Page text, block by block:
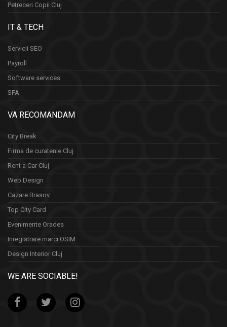
Petreceri Copii Cluj
IT & TECH
Servicii SEO
Payroll
Software services
SFA
VA RECOMANDAM
City Break
Firma de curatenie Cluj
Rent a Car Cluj
Web Design
Cazare Brasov
Top City Card
Evenimente Oradea
Inregistrare marci OSIM
Design Interior Cluj
WE ARE SOCIABLE!